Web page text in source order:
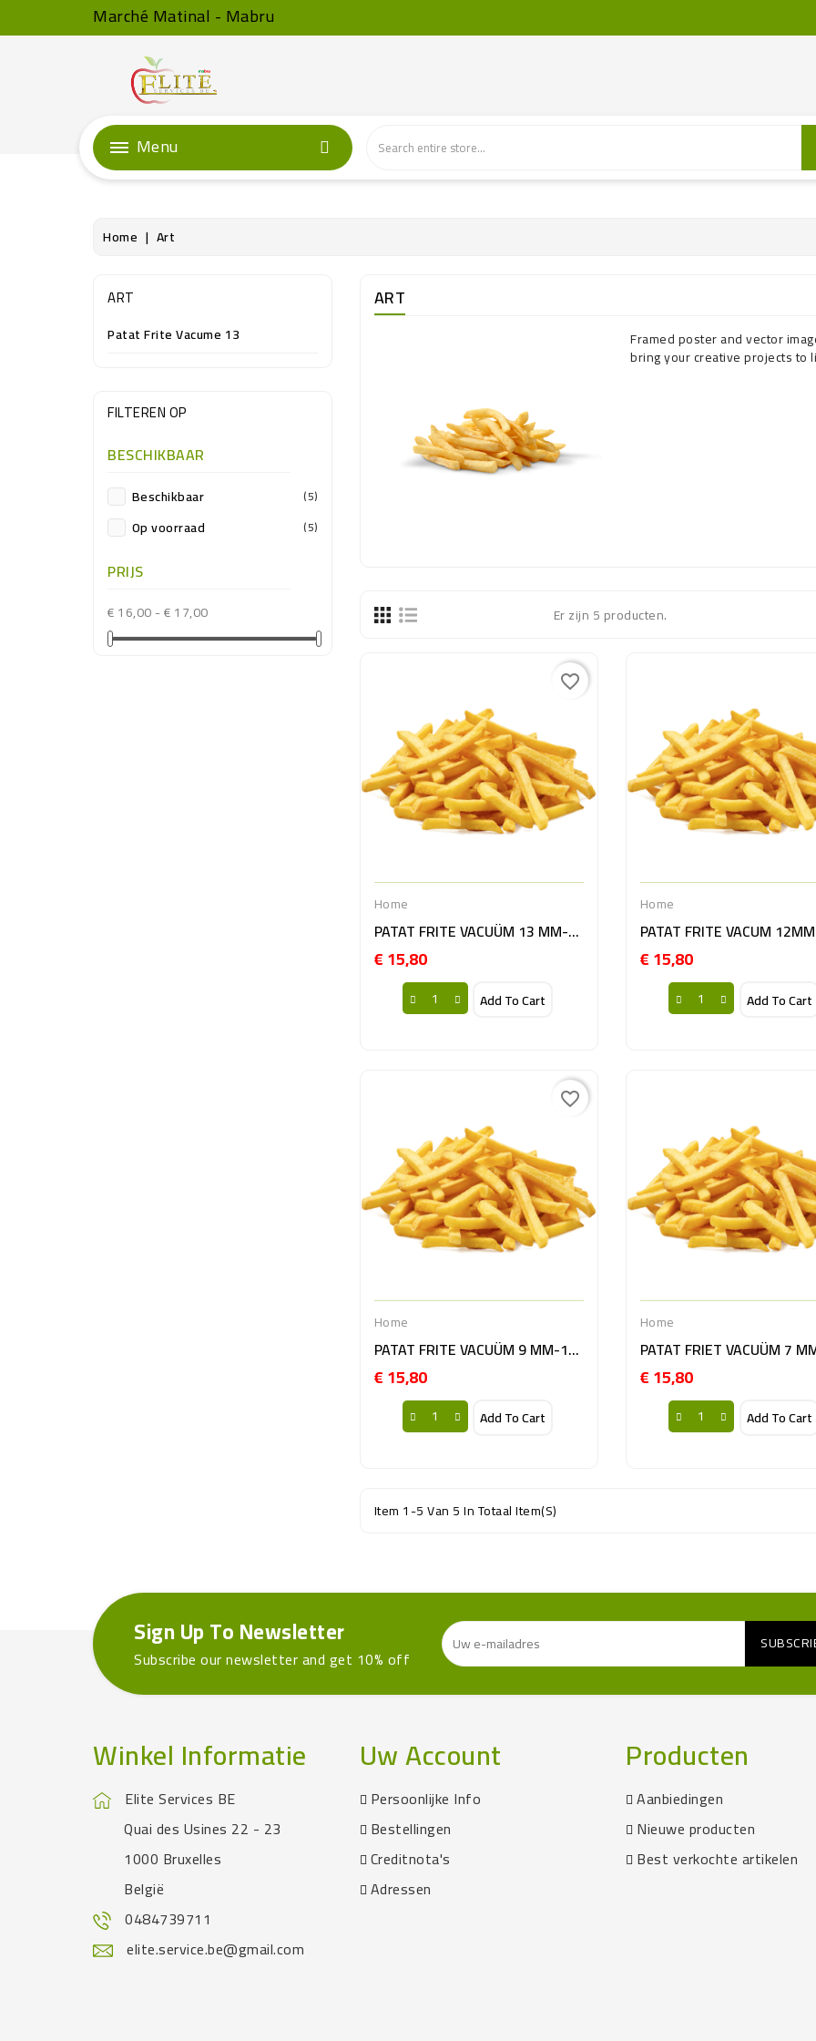
Marché Matinal - Mabru
Menu
Home Art
ART
Patat Frite Vacume 13
FILTEREN OP
BESCHIKBAAR
Beschikbaar (5)
Op voorraad (5)
PRIJS
€ 16,00 - € 17,00
ART
Framed poster and vector
bring your creative projects to
Er zijn 5 producten.
Home
PATAT FRITE VACUÜM 13 MM-10KG BE
€ 15,80Prijs
Add To Cart
favorite_border
Home
€ 15,80Prijs
Add To Cart
Home
PATAT FRITE VACUÜM 9 MM-10KG BE
€ 15,80Prijs
Add To Cart
favorite_border
Home
€ 15,80Prijs
Add To Cart
Item 1-5 Van 5 In Totaal Item(s)
Sign Up To Newsletter
Subscribe our newsletter and get 10% off
Winkel Informatie
Elite Services BE
Quai des Usines 22 - 23
1000 Bruxelles
België
0484739711
elite.service.be@gmail.com
Uw Account
Persoonlijke Info
Bestellingen
Creditnota's
Adressen
Producten
Aanbiedingen
Nieuwe producten
Best verkochte artikelen